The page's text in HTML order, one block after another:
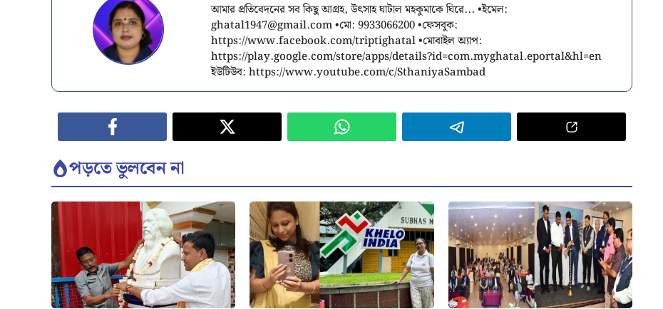
আমার প্রতিবেদনের সব কিছু আগ্রহ, উৎসাহ ঘাটাল মহকুমাকে ঘিরে... •ইমেল:
ghatal1947@gmail.com•মো: 9933066200 •ফেসবুক:
https://www.facebook.com/triptighatal •মোবাইল অ্যাপ:
https://play.google.com/store/apps/details?id=com.myghatal.eportal&hl=en
ইউটিউব: https://www.youtube.com/c/SthaniyaSambad
পড়তে ভুলবেন না